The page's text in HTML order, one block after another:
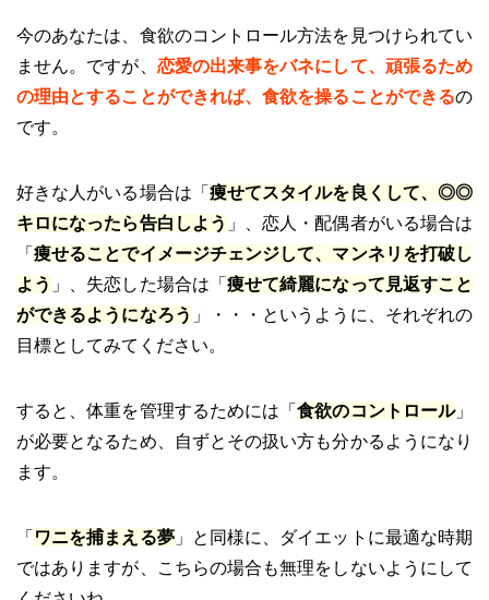
今のあなたは、食欲のコントロール方法を見つけられてい
ません。ですが、 恋愛の出来事をバネにして、頑張るため
の理由とすることができれば、食欲を操ることができるの
です。
好きな人がいる場合は「 痩せてスタイルを良くして、◎◎
キロになったら告白しよう 」、恋人・配偶者がいる場合は
「痩せることでイメージチェンジして、マンネリを打破し
よう 」、失恋した場合は「 痩せて綺麗になって見返すこと
ができるようになろう 」・・・というように、それぞれの
目標としてみてください。
すると、体重を管理するためには「食欲のコントロール」
が必要となるため、自ずとその扱い方も分かるようになり
ます。
「 ワニを捕まえる夢」と同様に、ダイエットに最適な時期
ではありますが、こちらの場合も無理をしないようにして